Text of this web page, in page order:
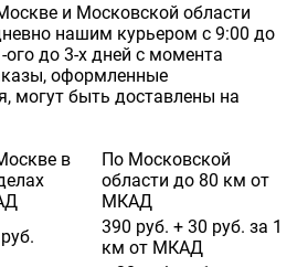
и Московской области
нашим курьером с 9:00 до
до 3-х дней с момента
оформленные
могут быть доставлены на
в
По Московской
области до 80 км от
МКАД
390 руб. + 30 руб. за 1
км от МКАД